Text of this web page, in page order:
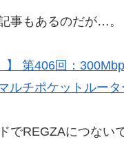
事もあるのだが…。
】 第406回：
チポケットルータ
でREGZAにつない